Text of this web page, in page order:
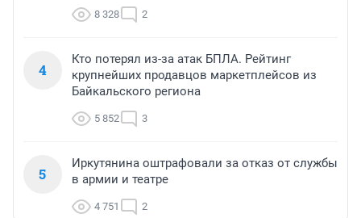
8 328 2
4
Кто потерял из-за атак БПЛА. Рейтинг
крупнейших продавцов маркетплейсов из
Байкальского региона
5 852 3
5
Иркутянина оштрафовали за отказ от службы
в армии и театре
4 751 2